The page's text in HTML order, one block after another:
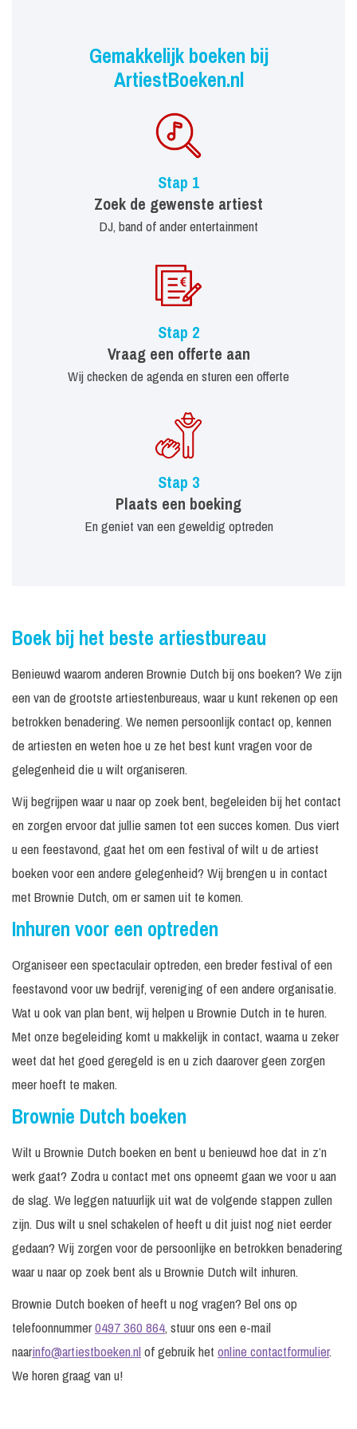
Gemakkelijk boeken bij
ArtiestBoeken.nl
Stap 1
Zoek de gewenste artiest
DJ, band of ander entertainment
Stap 2
Vraag een offerte aan
Wij checken de agenda en sturen een offerte
Stap 3
Plaats een boeking
En geniet van een geweldig optreden
Boek bij het beste artiestbureau
Benieuwd waarom anderen Brownie Dutch bij ons boeken? We zijn
een van de grootste artiestenbureaus, waar u kunt rekenen op een
betrokken benadering. We nemen persoonlijk contact op, kennen
de artiesten en weten hoe u ze het best kunt vragen voor de
gelegenheid die u wilt organiseren.
Wij begrijpen waar u naar op zoek bent, begeleiden bij het contact
en zorgen ervoor dat jullie samen tot een succes komen. Dus viert
u een feestavond, gaat het om een festival of wilt u de artiest
boeken voor een andere gelegenheid? Wij brengen u in contact
met Brownie Dutch, om er samen uit te komen.
Inhuren voor een optreden
Organiseer een spectaculair optreden, een breder festival of een
feestavond voor uw bedrijf, vereniging of een andere organisatie.
Wat u ook van plan bent, wij helpen u Brownie Dutch in te huren.
Met onze begeleiding komt u makkelijk in contact, waarna u zeker
weet dat het goed geregeld is en u zich daarover geen zorgen
meer hoeft te maken.
Brownie Dutch boeken
Wilt u Brownie Dutch boeken en bent u benieuwd hoe dat in z’n
werk gaat? Zodra u contact met ons opneemt gaan we voor u aan
de slag. We leggen natuurlijk uit wat de volgende stappen zullen
zijn. Dus wilt u snel schakelen of heeft u dit juist nog niet eerder
gedaan? Wij zorgen voor de persoonlijke en betrokken benadering
waar u naar op zoek bent als u Brownie Dutch wilt inhuren.
Brownie Dutch boeken of heeft u nog vragen? Bel ons op
telefoonnummer0497 360 864, stuur ons een e-mail
naarinfo@artiestboeken.nlof gebruik het online contactformulier.
We horen graag van u!